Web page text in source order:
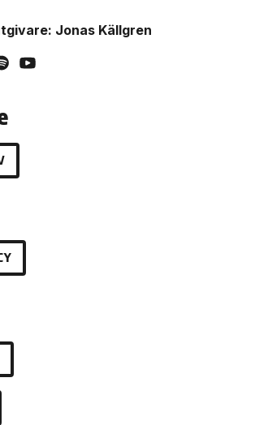
Jonas Källgren